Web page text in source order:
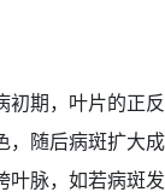
期，叶片的正
随后病斑扩大
脉，如若病斑